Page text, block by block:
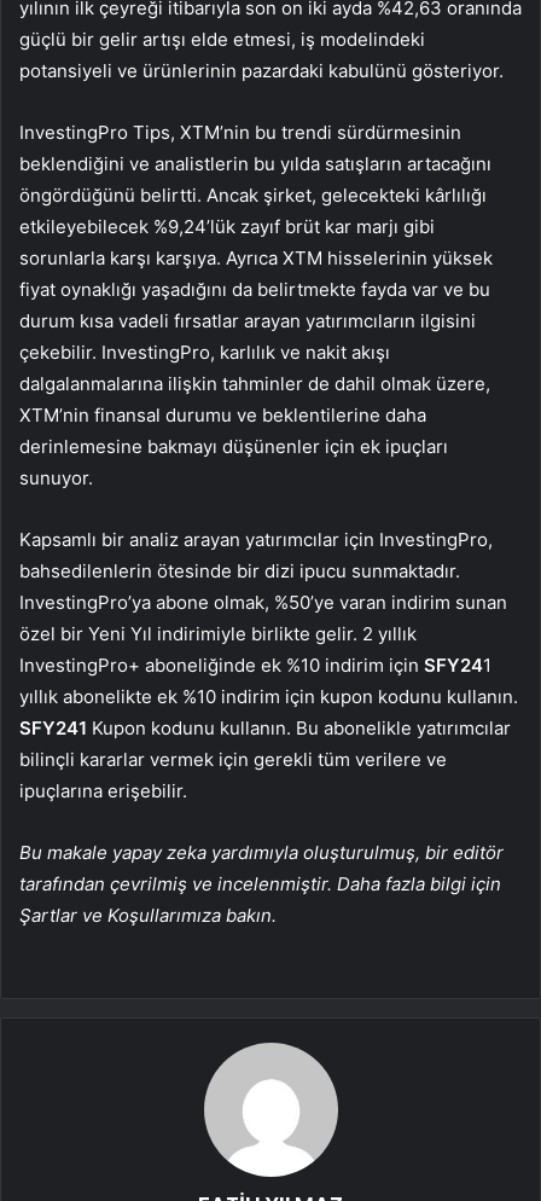
yılının ilk çeyreği itibarıyla son on iki ayda %42,63 oranında
güçlü bir gelir artışı elde etmesi, iş modelindeki
potansiyeli ve ürünlerinin pazardaki kabulünü gösteriyor.
InvestingPro Tips, XTM’nin bu trendi sürdürmesinin
beklendiğini ve analistlerin bu yılda satışların artacağını
öngördüğünü belirtti. Ancak şirket, gelecekteki kârlılığı
etkileyebilecek %9,24’lük zayıf brüt kar marjı gibi
sorunlarla karşı karşıya. Ayrıca XTM hisselerinin yüksek
fiyat oynaklığı yaşadığını da belirtmekte fayda var ve bu
durum kısa vadeli fırsatlar arayan yatırımcıların ilgisini
çekebilir. InvestingPro, karlılık ve nakit akışı
dalgalanmalarına ilişkin tahminler de dahil olmak üzere,
XTM’nin finansal durumu ve beklentilerine daha
derinlemesine bakmayı düşünenler için ek ipuçları
sunuyor.
Kapsamlı bir analiz arayan yatırımcılar için InvestingPro,
bahsedilenlerin ötesinde bir dizi ipucu sunmaktadır.
InvestingPro’ya abone olmak, %50’ye varan indirim sunan
özel bir Yeni Yıl indirimiyle birlikte gelir. 2 yıllık
InvestingPro+ aboneliğinde ek %10 indirim için SFY241
yıllık abonelikte ek %10 indirim için kupon kodunu kullanın.
SFY241 Kupon kodunu kullanın. Bu abonelikle yatırımcılar
bilinçli kararlar vermek için gerekli tüm verilere ve
ipuçlarına erişebilir.
Bu makale yapay zeka yardımıyla oluşturulmuş, bir editör
tarafından çevrilmiş ve incelenmiştir. Daha fazla bilgi için
Şartlar ve Koşullarımıza bakın.